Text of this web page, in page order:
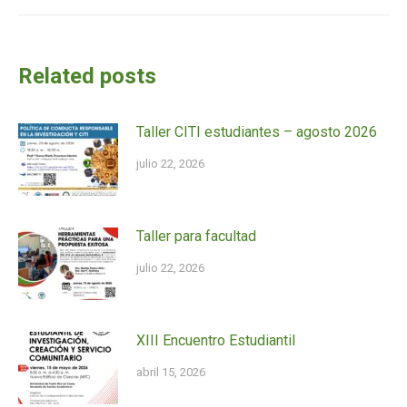
Related posts
Taller CITI estudiantes – agosto 2026
julio 22, 2026
Taller para facultad
julio 22, 2026
XIII Encuentro Estudiantil
abril 15, 2026